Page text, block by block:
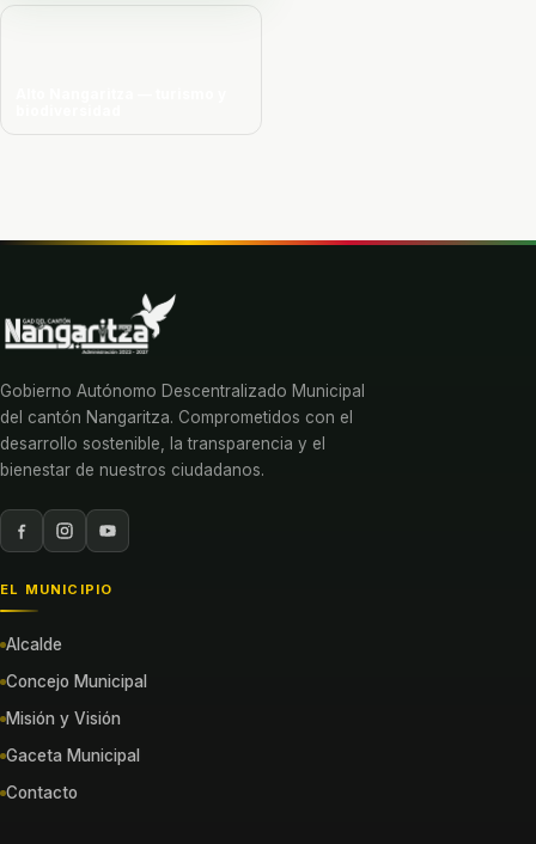
Gobierno Autónomo Descentralizado Municipal
del cantón Nangaritza. Comprometidos con el
desarrollo sostenible, la transparencia y el
bienestar de nuestros ciudadanos.
EL MUNICIPIO
Alcalde
Concejo Municipal
Misión y Visión
Gaceta Municipal
Contacto